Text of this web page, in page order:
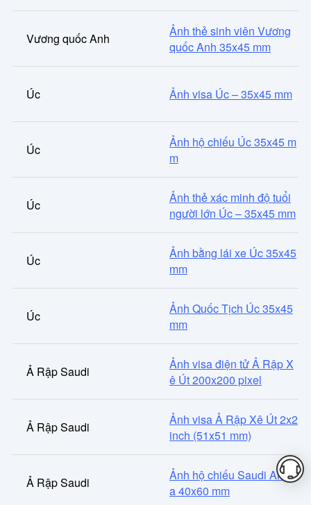
Vương quốc Anh
Ảnh thẻ sinh viên Vương
quốc Anh 35x45 mm
Úc Ảnh visa Úc – 35x45 mm
Úc
Ảnh hộ chiếu Úc 35x45 m
m
Úc
Ảnh thẻ xác minh độ tuổi
người lớn Úc – 35x45 mm
Úc
Ảnh bằng lái xe Úc 35x45
mm
Úc
Ảnh Quốc Tịch Úc 35x45
mm
Ả Rập Saudi
Ảnh visa điện tử Ả Rập X
ê Út 200x200 pixel
Ả Rập Saudi
Ảnh visa Ả Rập Xê Út 2x2
inch (51x51 mm)
Ả Rập Saudi
Ảnh hộ chiếu Saudi Arabi
a 40x60 mm